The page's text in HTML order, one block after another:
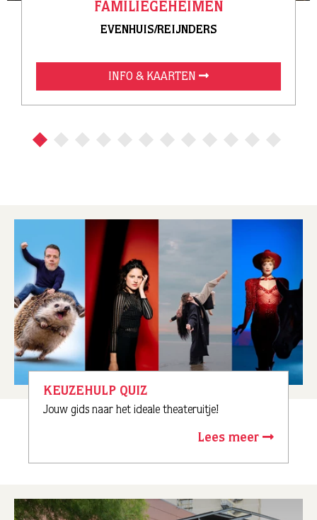
FAMILIEGEHEIMEN
EVENHUIS/REIJNDERS
INFO & KAARTEN
KEUZEHULP QUIZ
Jouw gids naar het ideale theateruitje!
Lees meer